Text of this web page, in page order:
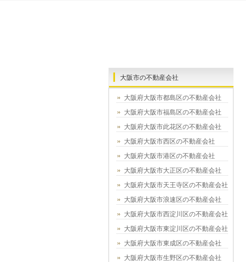
大阪市の不動産会社
大阪府大阪市都島区の不動産会社
大阪府大阪市福島区の不動産会社
大阪府大阪市此花区の不動産会社
大阪府大阪市西区の不動産会社
大阪府大阪市港区の不動産会社
大阪府大阪市大正区の不動産会社
大阪府大阪市天王寺区の不動産会社
大阪府大阪市浪速区の不動産会社
大阪府大阪市西淀川区の不動産会社
大阪府大阪市東淀川区の不動産会社
大阪府大阪市東成区の不動産会社
大阪府大阪市生野区の不動産会社